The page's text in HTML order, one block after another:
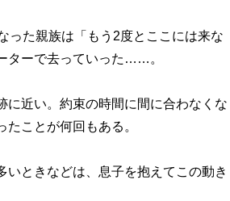
った親族は「もう2度とここには来な
ターで去っていった……。
に近い。約束の時間に間に合わなくな
ことが何回もある。
いときなどは、息子を抱えてこの動き